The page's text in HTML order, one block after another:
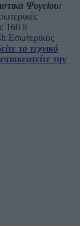
Ψυγείου:
160 lt
Εσωτερικός
το τεχνικό
την